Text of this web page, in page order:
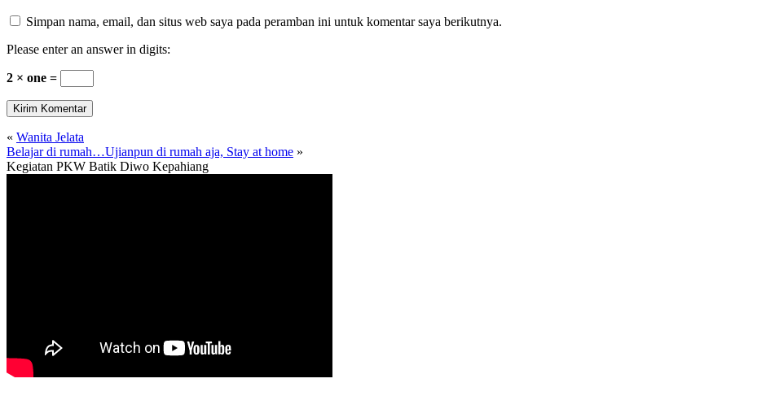
Simpan nama, email, dan situs web saya pada peramban ini untuk komentar saya berikutnya.
Please enter an answer in digits:
2 × one =
« Wanita Jelata
Belajar di rumah…Ujianpun di rumah aja, Stay at home »
Kegiatan PKW Batik Diwo Kepahiang